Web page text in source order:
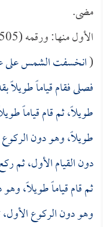
مضى.
الأول منها: ورقمه (505)، حديث
(انخسفت الشمس على
فصلى فقام قياماً طويلاً
طويلاً، ثم قام قياماً
طويلاً، وهو دون
دون القيام الأول، ثم
ثم قام قياماً طويلاً،
وهو دون الركوع